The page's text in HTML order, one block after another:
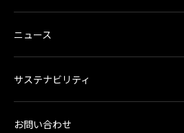
ニュース
サステナビリティ
お問い合わせ